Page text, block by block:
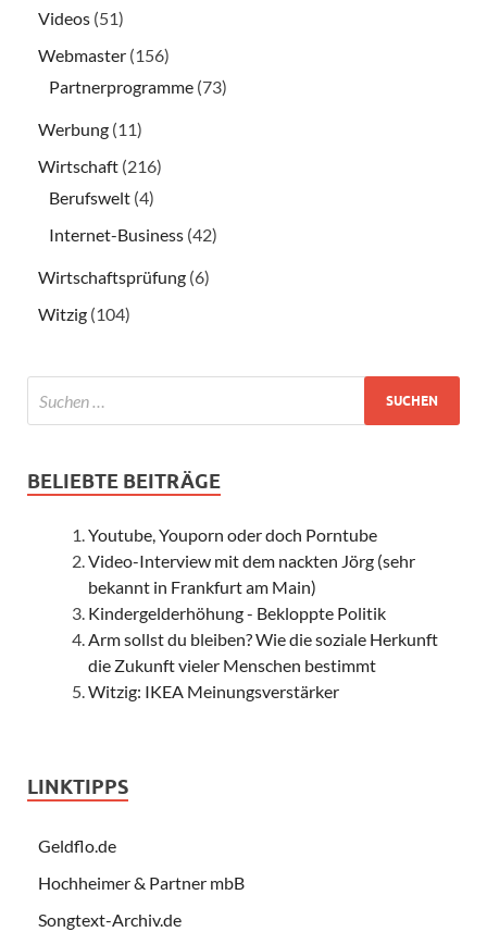
Videos (51)
Webmaster (156)
Partnerprogramme (73)
Werbung (11)
Wirtschaft (216)
Berufswelt (4)
Internet-Business (42)
Wirtschaftsprüfung (6)
Witzig (104)
BELIEBTE BEITRÄGE
Youtube, Youporn oder doch Porntube
Video-Interview mit dem nackten Jörg (sehr
bekannt in Frankfurt am Main)
Kindergelderhöhung - Bekloppte Politik
Arm sollst du bleiben? Wie die soziale Herkunft
die Zukunft vieler Menschen bestimmt
Witzig: IKEA Meinungsverstärker
LINKTIPPS
Geldflo.de
Hochheimer & Partner mbB
Songtext-Archiv.de